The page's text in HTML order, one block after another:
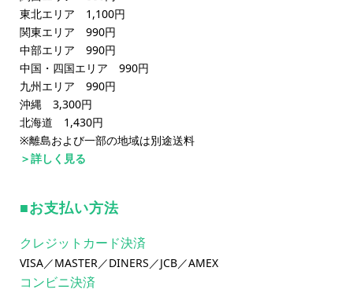
東北エリア 1,100円
関東エリア 990円
中部エリア 990円
中国・四国エリア 990円
九州エリア 990円
沖縄 3,300円
北海道 1,430円
※離島および一部の地域は別途送料
＞詳しく見る
お支払い方法
クレジットカード決済
VISA／MASTER／DINERS／JCB／AMEX
コンビニ決済